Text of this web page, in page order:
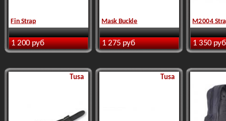
Fin Strap
1 200 руб
Mask Buckle
1 275 руб
M2004
1 350 руб
Tusa Tusa